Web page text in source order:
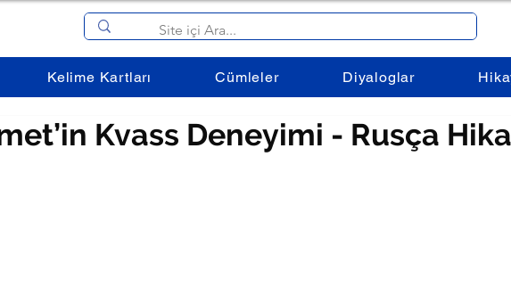
Kelime Kartları Cümleler Diyaloglar
Kvass Deneyimi - Rusça